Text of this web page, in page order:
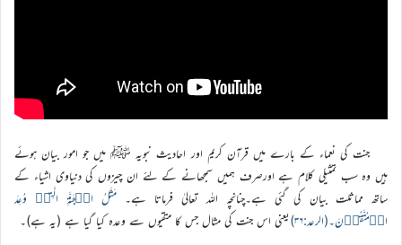
جنت کی نعماء کے بارے میں قرآن کریم اور احادیث نبویہ ﷺ میں جو امور بیان ہوئے
ہیں وہ سب تمثیلی کلام ہے اورصرف ہمیں سمجھانے کے لئے ان چیزوں کی دنیاوی اشیاء کے
ساتھ مماثلت بیان کی گئی ہے۔چنانچہ اللہ تعالیٰ فرماتا ہے۔ مَثَلُ الۡجَنَّۃِ الَّتِیۡ وُعِدَ
الۡمُتَّقُوۡنَ۔(الرعد:۳۶)
یعنی اس جنت کی مثال جس کا متقیوں سے وعدہ کیا گیا ہے (یہ ہے)۔